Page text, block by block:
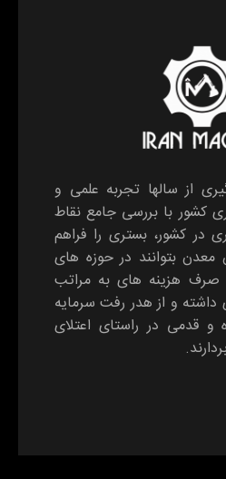
از سالها تجربه علمی و
کشور با بررسی جامع نقاط
در کشور، بستری را فراهم
معدن بتوانند در حوزه های
هزینه های به مراتب
داشته و از هدر رفت سرمایه
قدمی در راستای اعتلای